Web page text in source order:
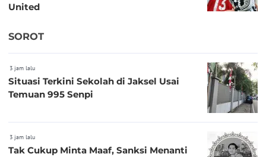
United
SOROT
3 jam lalu
Situasi Terkini Sekolah di Jaksel Usai
Temuan 995 Senpi
3 jam lalu
Tak Cukup Minta Maaf, Sanksi Menanti